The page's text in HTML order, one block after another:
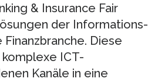
& Insurance Fair
der Informations-
Diese
ICT-
Kanäle in eine